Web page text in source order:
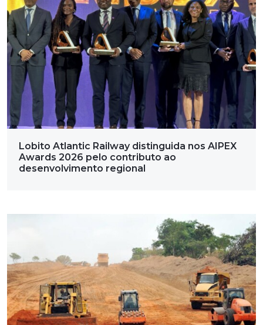
Lobito Atlantic Railway distinguida nos AIPEX
Awards 2026 pelo contributo ao
desenvolvimento regional